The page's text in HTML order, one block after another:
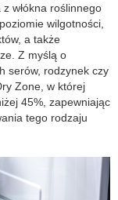
włókna roślinnego
wilgotności,
a także
Z myślą o
serów, rodzynek czy
Zone, w której
45%, zapewniając
tego rodzaju